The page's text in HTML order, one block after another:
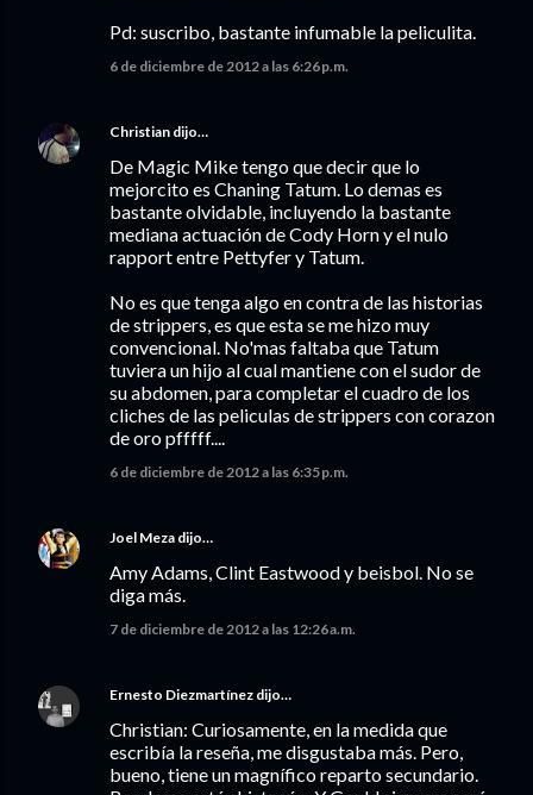
Pd: suscribo, bastante infumable la peliculita.
6 de diciembre de 2012 a las 6:26 p.m.
Christian dijo…
De Magic Mike tengo que decir que lo
mejorcito es Chaning Tatum. Lo demas es
bastante olvidable, incluyendo la bastante
mediana actuación de Cody Horn y el nulo
rapport entre Pettyfer y Tatum.
No es que tenga algo en contra de las historias
de strippers, es que esta se me hizo muy
convencional. No'mas faltaba que Tatum
tuviera un hijo al cual mantiene con el sudor de
su abdomen, para completar el cuadro de los
cliches de las peliculas de strippers con corazon
de oro pfffff....
6 de diciembre de 2012 a las 6:35 p.m.
Joel Meza dijo…
Amy Adams, Clint Eastwood y beisbol. No se
diga más.
7 de diciembre de 2012 a las 12:26 a.m.
Ernesto Diezmartínez dijo…
Christian: Curiosamente, en la medida que
escribía la reseña, me disgustaba más. Pero,
bueno, tiene un magnífico reparto secundario.